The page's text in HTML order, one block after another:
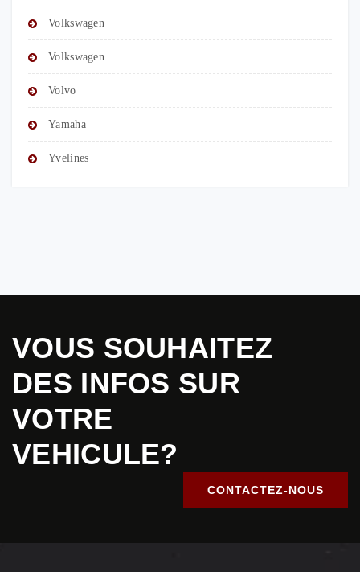
Volkswagen
Volkswagen
Volvo
Yamaha
Yvelines
VOUS SOUHAITEZ
DES INFOS SUR
VOTRE
VEHICULE?
CONTACTEZ-NOUS